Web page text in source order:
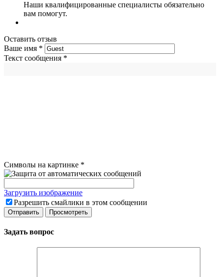
Наши квалифицированные специалисты обязательно
вам помогут.
Оставить отзыв
Ваше имя *
Текст сообщения *
Символы на картинке *
Загрузить изображение
Разрешить смайлики в этом сообщении
Задать вопрос